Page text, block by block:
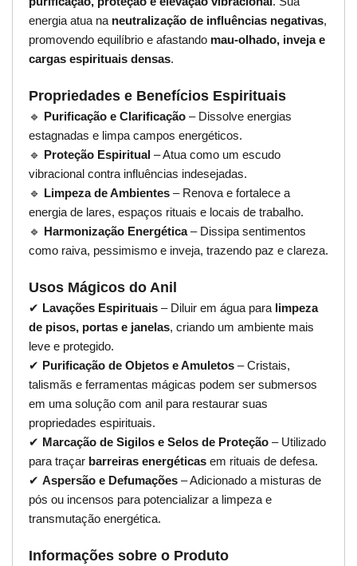
energia atua na neutralização de influências negativas,
promovendo equilíbrio e afastando mau-olhado, inveja e
cargas espirituais densas.
Propriedades e Benefícios Espirituais
🔹 Purificação e Clarificação – Dissolve energias
estagnadas e limpa campos energéticos.
🔹 Proteção Espiritual – Atua como um escudo
vibracional contra influências indesejadas.
🔹 Limpeza de Ambientes – Renova e fortalece a
energia de lares, espaços rituais e locais de trabalho.
🔹 Harmonização Energética– Dissipa sentimentos
como raiva, pessimismo e inveja, trazendo paz e clareza.
Usos Mágicos do Anil
✔ Lavações Espirituais – Diluir em água para limpeza
de pisos, portas e janelas, criando um ambiente mais
leve e protegido.
✔ Purificação de Objetos e Amuletos – Cristais,
talismãs e ferramentas mágicas podem ser submersos
em uma solução com anil para restaurar suas
propriedades espirituais.
✔ Marcação de Sigilos e Selos de Proteção – Utilizado
para traçar barreiras energéticas em rituais de defesa.
✔ Aspersão e Defumações – Adicionado a misturas de
pós ou incensos para potencializar a limpeza e
transmutação energética.
Informações sobre o Produto